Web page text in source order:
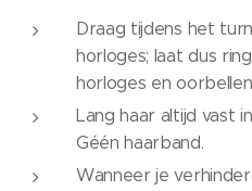
Draag tijdens het
horloges; laat dus
horloges en oorbellen
Lang haar altijd vast
Géén haarband.
Wanneer je